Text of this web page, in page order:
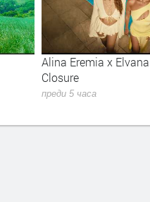
Kiss - Forever
преди 5 часа